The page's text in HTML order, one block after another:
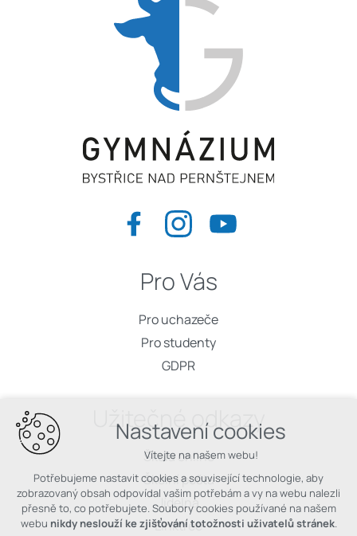
Pro Vás
Pro uchazeče
Pro studenty
GDPR
Užitečné odkazy
Škola online
Školní pošta
Jídelna
Linktree
Nastavení cookies
Vítejte na našem webu!
Potřebujeme nastavit cookies a související technologie, aby
zobrazovaný obsah odpovídal vašim potřebám a vy na webu nalezli
přesně to, co potřebujete. Soubory cookies používané na našem
webu nikdy neslouží ke zjišťování totožnosti uživatelů stránek.